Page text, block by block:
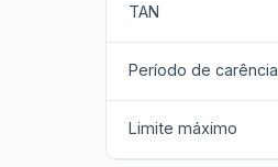
TAN
Período de carência
Limite máximo